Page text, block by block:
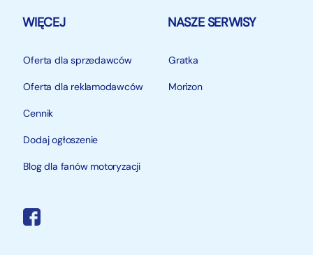
WIĘCEJ
Oferta dla sprzedawców
Oferta dla reklamodawców
Cennik
Dodaj ogłoszenie
Blog dla fanów motoryzacji
NASZE SERWISY
Gratka
Morizon